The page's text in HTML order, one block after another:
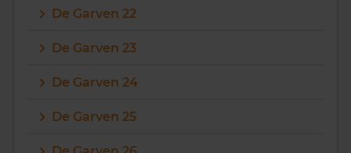
De Garven 22
De Garven 23
De Garven 24
De Garven 25